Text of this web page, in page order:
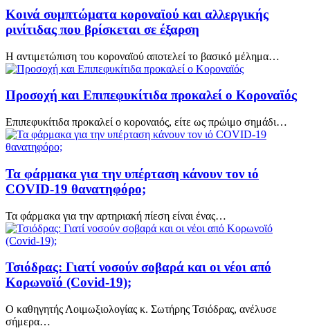
Κοινά συμπτώματα κοροναϊού και αλλεργικής
ρινίτιδας που βρίσκεται σε έξαρση
Η αντιμετώπιση του κοροναϊού αποτελεί το βασικό μέλημα…
Προσοχή και Επιπεφυκίτιδα προκαλεί ο Κοροναϊός
Επιπεφυκίτιδα προκαλεί ο κοροναιός, είτε ως πρώιμο σημάδι…
Τα φάρμακα για την υπέρταση κάνουν τον ιό
COVID-19 θανατηφόρο;
Τα φάρμακα για την αρτηριακή πίεση είναι ένας…
Τσιόδρας: Γιατί νοσούν σοβαρά και οι νέοι από
Κορωνοϊό (Covid-19);
Ο καθηγητής Λοιμωξιολογίας κ. Σωτήρης Τσιόδρας, ανέλυσε
σήμερα…